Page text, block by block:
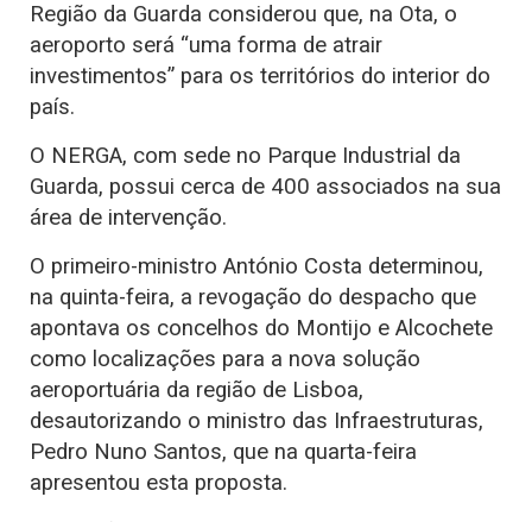
Região da Guarda considerou que, na Ota, o
aeroporto será “uma forma de atrair
investimentos” para os territórios do interior do
país.
O NERGA, com sede no Parque Industrial da
Guarda, possui cerca de 400 associados na sua
área de intervenção.
O primeiro-ministro António Costa determinou,
na quinta-feira, a revogação do despacho que
apontava os concelhos do Montijo e Alcochete
como localizações para a nova solução
aeroportuária da região de Lisboa,
desautorizando o ministro das Infraestruturas,
Pedro Nuno Santos, que na quarta-feira
apresentou esta proposta.